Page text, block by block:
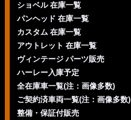
ショベル 在庫一覧
パンヘッド 在庫一覧
カスタム 在庫一覧
アウトレット 在庫一覧
ヴィンテージ パーツ販売
ハーレー入庫予定
全在庫車一覧(注：画像多数)
ご契約済車両一覧(注：画像多数)
整備・保証付販売